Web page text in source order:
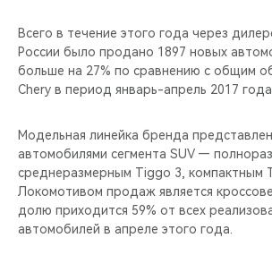
НОВИНКИ
БЛАГОТВОРИТЕЛЬНОСТЬ
CHERY И СПОРТ
НАШИ МЕРОПРИЯТИЯ
Всего в течение этого года через
России было продано 1897 новых
больше на 27% по сравнению с общим
Chery в период январь-апрель 2017 года.
Модельная линейка бренда
автомобилями сегмента SUV —
среднеразмерным Tiggo 3, компактным
Локомотивом продаж является
долю приходится 59% от всех
автомобилей в апреле этого года.